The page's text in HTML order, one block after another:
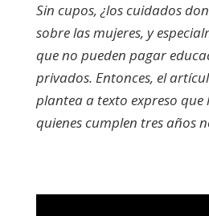
Sin cupos, ¿los cuidados
sobre las mujeres, y
que no pueden pagar
privados. Entonces, el
plantea a texto expreso
quienes cumplen tres años